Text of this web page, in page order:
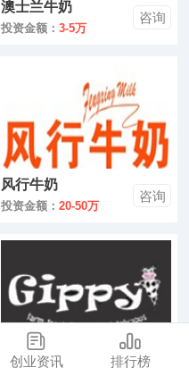
澳士兰牛奶
投资金额：3-5万
咨询
风行牛奶
投资金额：20-50万
咨询
吉品牛奶
创业资讯 排行榜